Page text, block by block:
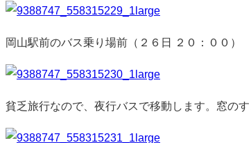
標
岡山駅前のバス乗り場前（２６日 ２０：００）
貧乏旅行なので、夜行バスで移動します。窓のす